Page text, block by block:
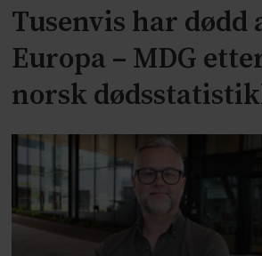
Tusenvis har dødd
Europa – MDG
norsk